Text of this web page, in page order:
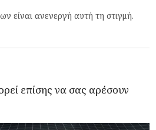
είναι ανενεργή αυτή τη στιγμή.
επίσης να σας αρέσουν